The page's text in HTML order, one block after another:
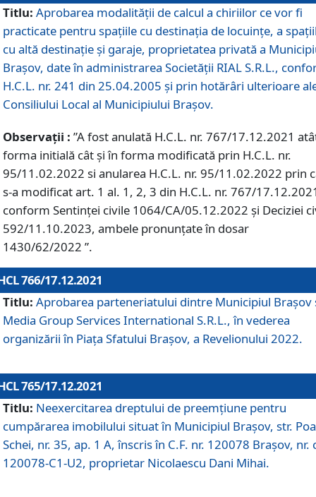
Titlu: Aprobarea modalității de calcul a chiriilor ce vor fi
practicate pentru spaţiile cu destinaţia de locuinţe, a
cu altă destinaţie şi garaje, proprietatea privată a
Braşov, date în administrarea Societăţii RIAL S.R.L.,
H.C.L. nr. 241 din 25.04.2005 și prin hotărâri ulterioare
Consiliului Local al Municipiului Braşov.
Observații : ”A fost anulată H.C.L. nr. 767/17.12.2021
forma initială cât și în forma modificată prin H.C.L. nr.
95/11.02.2022 si anularea H.C.L. nr. 95/11.02.2022 prin
s-a modificat art. 1 al. 1, 2, 3 din H.C.L. nr. 767/
conform Sentinței civile 1064/CA/05.12.2022 și Deciziei
592/11.10.2023, ambele pronunțate în dosar
1430/62/2022 ”.
766/17.12.2021
Titlu: Aprobarea parteneriatului dintre Municipiul Brașov
Media Group Services International S.R.L., în vederea
organizării în Piața Sfatului Brașov, a Revelionului 2022.
765/17.12.2021
Titlu: Neexercitarea dreptului de preemţiune pentru
cumpărarea imobilului situat în Municipiul Braşov, str.
Schei, nr. 35, ap. 1 A, înscris în C.F. nr. 120078 Brașov, nr.
120078-C1-U2, proprietar Nicolaescu Dani Mihai.